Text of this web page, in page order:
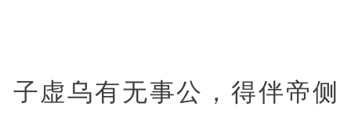
子虚乌有无事公，得伴帝侧